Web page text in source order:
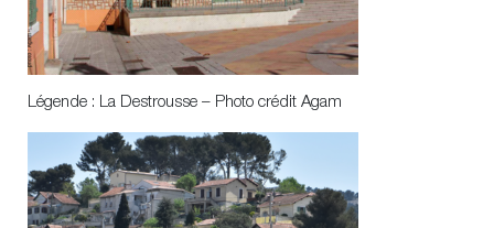
Légende : La Destrousse – Photo crédit Agam